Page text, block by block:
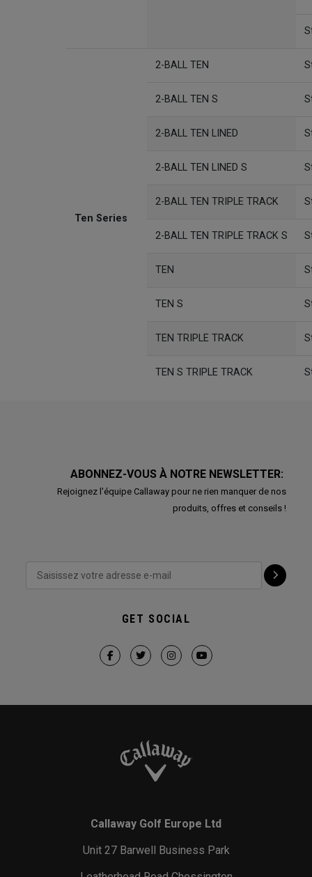
Ten Series
2-BALL TEN
2-BALL TEN S
2-BALL TEN LINED
2-BALL TEN LINED S
2-BALL TEN TRIPLE TRACK
2-BALL TEN TRIPLE TRACK S
TEN
TEN S
TEN TRIPLE TRACK
TEN S TRIPLE TRACK
ABONNEZ-VOUS À NOTRE NEWSLETTER:
Rejoignez l'équipe Callaway pour ne rien manquer de nos
produits, offres et conseils !
GET SOCIAL
Callaway Golf Europe Ltd
Unit 27 Barwell Business Park